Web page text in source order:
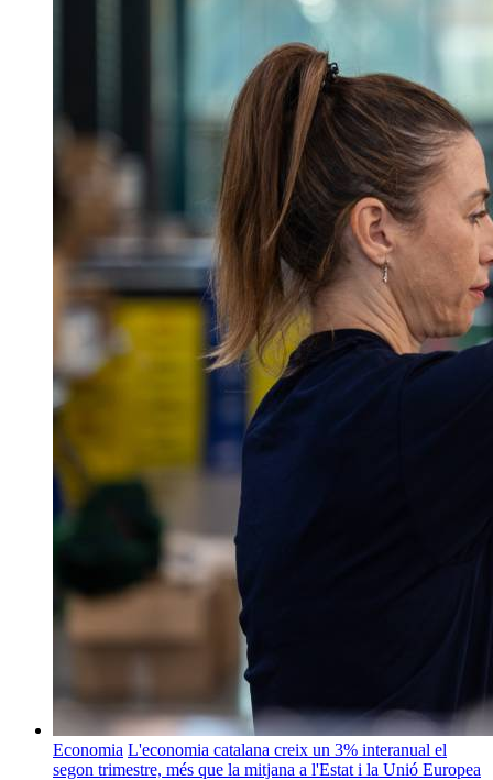
Economia L'economia catalana creix un 3% interanual el
segon trimestre, més que la mitjana a l'Estat i la Unió Europea